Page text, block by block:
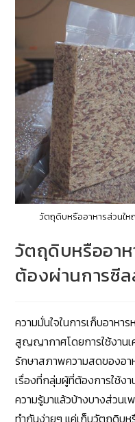
วัตถุดิบหรืออาหารส่วนใ
วัตถุดิบหรืออา
ต้องผ่านการซี
ความมั่นใจในการเก็บอาหา
สูญญากาศโดยการใช้งาน
รักษาสภาพความสดของอา
เรื่องที่กลุ่มผู้ที่ต้องการใช้
ความรู้มาแล้วบ้างบางส่วนเ
ทำกันง่ายๆ แค่เก็บวัตถุดิบห